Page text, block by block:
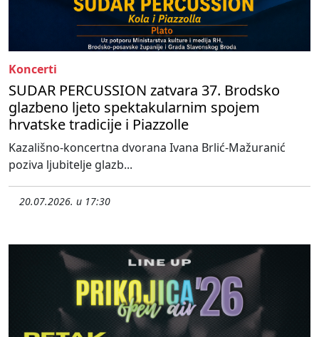
Koncerti
SUDAR PERCUSSION zatvara 37. Brodsko
glazbeno ljeto spektakularnim spojem
hrvatske tradicije i Piazzolle
Kazališno-koncertna dvorana Ivana Brlić-Mažuranić
poziva ljubitelje glazb...
20.07.2026. u 17:30